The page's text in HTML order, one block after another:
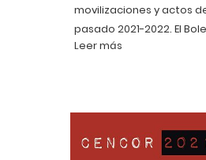
movilizaciones y actos
pasado 2021-2022. El
Usera y Marx Madera.
Leer más